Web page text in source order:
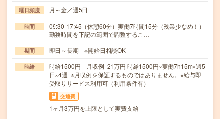
曜日頻度 月～金／週5日
時間
09:30-17:45（休憩60分）実働7時間15分（残業少なめ！）
勤務時間を下記の範囲で調整するこ…
期間 即日～長期 ※開始日相談OK
時給
時給1500円 月収例 21万円 時給1500円×実働7h15m×週5
日×4週 ※月収例を保証するものではありません。※給与即
受取りサービス利用可（利用条件有）
交通費
1ヶ月3万円を上限として実費支給